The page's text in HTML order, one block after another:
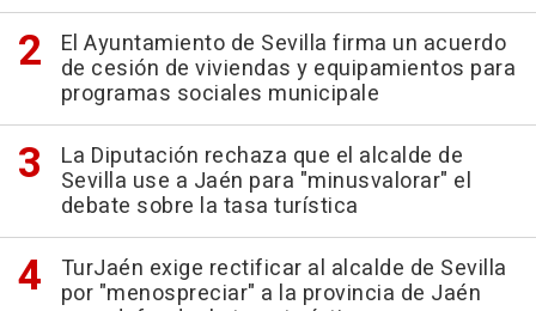
El Ayuntamiento de Sevilla firma un acuerdo
de cesión de viviendas y equipamientos para
programas sociales municipale
La Diputación rechaza que el alcalde de
Sevilla use a Jaén para "minusvalorar" el
debate sobre la tasa turística
TurJaén exige rectificar al alcalde de Sevilla
por "menospreciar" a la provincia de Jaén